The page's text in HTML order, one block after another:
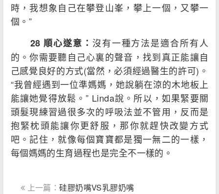
時，我想象自己在攀登山峯，攀上一個，又攀一
個。”
28 順心遂意： 沒有一種方法是適合所有人
的。你需要聽自己心裏的聲音，找到真正能讓自
己感覺良好的方式(當然，必須經過醫生的許可)。
“我曾經遇到一位準媽媽，她說躺在涼的木地板上
能讓她覺得放鬆。” Linda說。所以，如果緊要關
頭髮現練習過很多次的呼吸法並不管用，反而是
抱緊枕頭能讓你更舒服，那你就趕快改變方式
吧。記住，就像每個寶寶都是獨一無二的一樣，
每個媽媽的生育過程也是完全不一樣的。
上一篇：硅膠奶嘴VS乳膠奶嘴